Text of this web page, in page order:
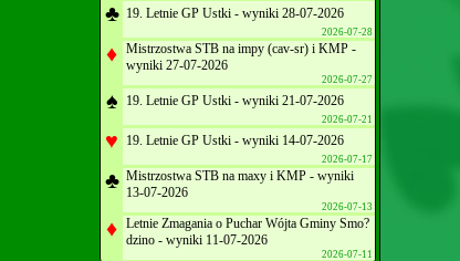
♣ 19. Letnie GP Ustki - wyniki 28-07-2026
2026-07-28
♦ Mistrzostwa STB na impy (cav-sr) i KMP -
wyniki 27-07-2026
2026-07-27
♠ 19. Letnie GP Ustki - wyniki 21-07-2026
2026-07-21
♥ 19. Letnie GP Ustki - wyniki 14-07-2026
2026-07-17
♣ Mistrzostwa STB na maxy i KMP - wyniki
13-07-2026
2026-07-13
♦ Letnie Zmagania o Puchar Wójta Gminy Smo?
dzino - wyniki 11-07-2026
2026-07-11